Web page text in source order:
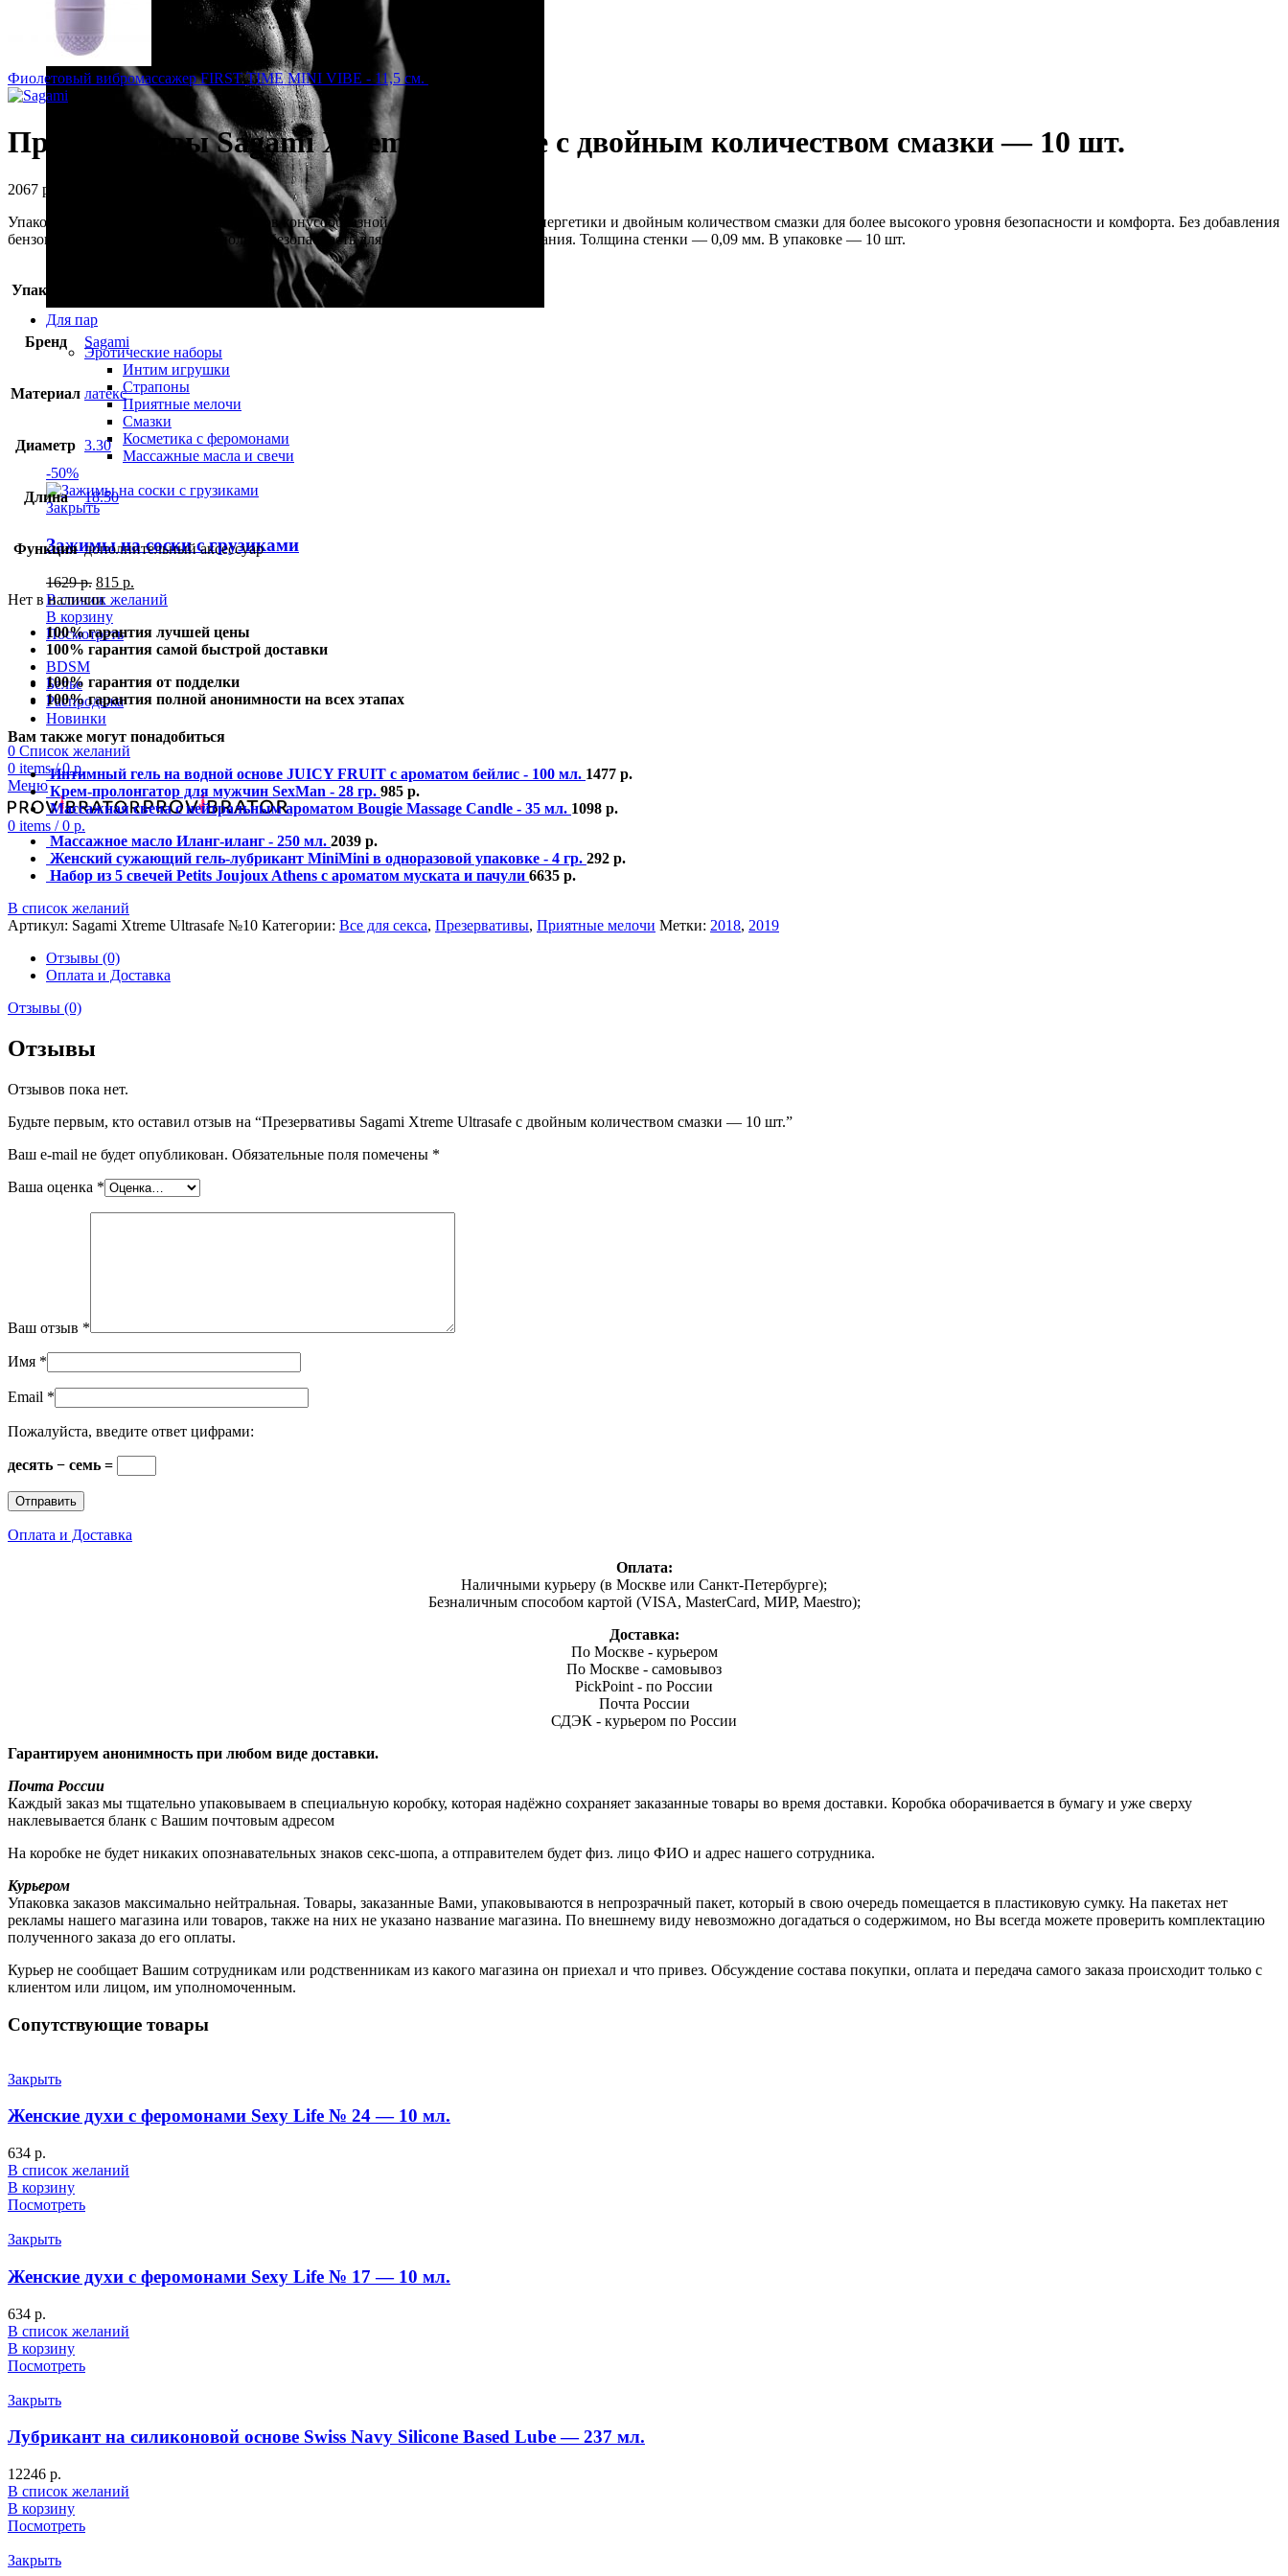
Для пар
Эротические наборы
Интим игрушки
Страпоны
Приятные мелочи
Смазки
Косметика с феромонами
Массажные масла и свечи
-50%
Закрыть
Зажимы на соски с грузиками
1629р. 815 р.
В список желаний
В корзину
Посмотреть
BDSM
Белье
Распродажа
Новинки
0 Список желаний
0 items / 0р.
Меню
0 items / 0 р.
Фиолетовый вибромассажер FIRST TIME MINI VIBE - 11,5 см.
Презервативы Sagami Xtreme Ultrasafe с двойным количеством смазки — 10 шт.
2067 р.
Упаковка из 10 латексных презервативов конусообразной формы для усиления энергетики и двойным количеством смазки для более высокого уровня безопасности и комфорта. Без добавления
бензокаина и нонспермицидов: полная безопасность для ежедневного использования. Толщина стенки — 0,09 мм. В упаковке — 10 шт.
Упаковка
Бренд Sagami
Материал латекс
Диаметр 3.30
Длина 18.50
Функция дополнительный аксессуар
Нет в наличии
100% гарантия лучшей цены
100% гарантия самой быстрой доставки
100% гарантия от подделки
100% гарантия полной анонимности на всех этапах
Вам также могут понадобиться
Интимный гель на водной основе JUICY FRUIT с ароматом бейлис - 100 мл. 1477 р.
Крем-пролонгатор для мужчин SexMan - 28 гр. 985 р.
Массажная свеча с нейтральным ароматом Bougie Massage Candle - 35 мл. 1098 р.
Массажное масло Иланг-иланг - 250 мл. 2039 р.
Женский сужающий гель-лубрикант MiniMini в одноразовой упаковке - 4 гр. 292 р.
Набор из 5 свечей Petits Joujoux Athens с ароматом муската и пачули 6635 р.
В список желаний
Артикул: Sagami Xtreme Ultrasafe №10 Категории: Все для секса, Презервативы, Приятные мелочи Метки: 2018, 2019
Отзывы (0)
Оплата и Доставка
Отзывы (0)
Отзывы
Отзывов пока нет.
Будьте первым, кто оставил отзыв на “Презервативы Sagami Xtreme Ultrasafe с двойным количеством смазки — 10 шт.”
Ваш e-mail не будет опубликован. Обязательные поля помечены *
Ваша оценка *
Ваш отзыв *
Имя *
Email *
Пожалуйста, введите ответ цифрами:
десять − семь =
Оплата и Доставка
Оплата:
Наличными курьеру (в Москве или Санкт-Петербурге);
Безналичным способом картой (VISA, MasterCard, МИР, Maestro);
Доставка:
По Москве - курьером
По Москве - самовывоз
PickPoint - по России
Почта России
СДЭК - курьером по России
Гарантируем анонимность при любом виде доставки.
Почта России
Каждый заказ мы тщательно упаковываем в специальную коробку, которая надёжно сохраняет заказанные товары во время доставки. Коробка оборачивается в бумагу и уже сверху
наклевывается бланк с Вашим почтовым адресом
На коробке не будет никаких опознавательных знаков секс-шопа, а отправителем будет физ. лицо ФИО и адрес нашего сотрудника.
Курьером
Упаковка заказов максимально нейтральная. Товары, заказанные Вами, упаковываются в непрозрачный пакет, который в свою очередь помещается в пластиковую сумку. На пакетах нет
рекламы нашего магазина или товаров, также на них не указано название магазина. По внешнему виду невозможно догадаться о содержимом, но Вы всегда можете проверить комплектацию
полученного заказа до его оплаты.
Курьер не сообщает Вашим сотрудникам или родственникам из какого магазина он приехал и что привез. Обсуждение состава покупки, оплата и передача самого заказа происходит только с
клиентом или лицом, им уполномоченным.
Сопутствующие товары
Закрыть
Женские духи с феромонами Sexy Life № 24 — 10 мл.
634 р.
В список желаний
В корзину
Посмотреть
Закрыть
Женские духи с феромонами Sexy Life № 17 — 10 мл.
634 р.
В список желаний
В корзину
Посмотреть
Закрыть
Лубрикант на силиконовой основе Swiss Navy Silicone Based Lube — 237 мл.
12246 р.
В список желаний
В корзину
Посмотреть
Закрыть